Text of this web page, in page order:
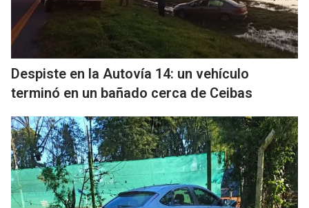
Despiste en la Autovía 14: un vehículo
terminó en un bañado cerca de Ceibas